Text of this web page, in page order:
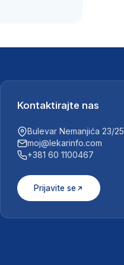
Kontaktirajte nas
Bulevar Nemanjića 23/25
moj@lekarinfo.com
+381 60 1100467
Prijavite se